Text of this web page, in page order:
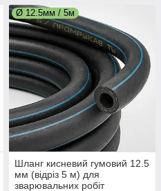
Ø 12.5мм / 5м
Шланг кисневий гумовий 12.5
мм (відріз 5 м) для
зварювальних робіт